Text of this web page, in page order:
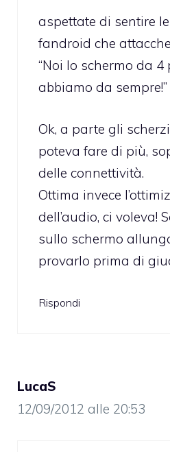
aspettate di sentire
fandroid che
“Noi lo schermo da 4
abbiamo da sempre!”
Ok, a parte gli
poteva fare di più,
delle connettività.
Ottima invece
dell’audio, ci voleva!
sullo schermo
provarlo prima di
Rispondi
LucaS
12/09/2012 alle 20:53